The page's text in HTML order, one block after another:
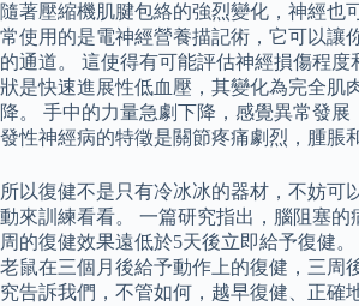
隨著壓縮機肌腱包絡的強烈變化，神經也
常使用的是電神經營養描記術，它可以讓
的通道。 這使得有可能評估神經損傷程度
狀是快速進展性低血壓，其變化為完全肌
降。 手中的力量急劇下降，感覺異常發展
發性神經病的特徵是關節疼痛劇烈，腫脹
所以復健不是只有冷冰冰的器材，不妨可
動來訓練看看。 一篇研究指出，腦阻塞的
周的復健效果遠低於5天後立即給予復健
老鼠在三個月後給予動作上的復健，三周
究告訴我們，不管如何，越早復健、正確